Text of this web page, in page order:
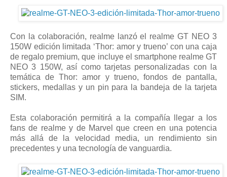
Con la colaboración, realme lanzó el realme GT NEO 3
150W edición limitada ‘Thor: amor y trueno’ con una caja
de regalo premium, que incluye el smartphone realme GT
NEO 3 150W, así como tarjetas personalizadas con la
temática de Thor: amor y trueno, fondos de pantalla,
stickers, medallas y un pin para la bandeja de la tarjeta
SIM.
Esta colaboración permitirá a la compañía llegar a los
fans de realme y de Marvel que creen en una potencia
más allá de la velocidad media, un rendimiento sin
precedentes y una tecnología de vanguardia.